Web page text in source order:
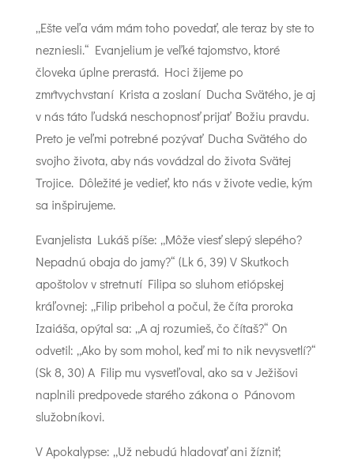
„Ešte veľa vám mám toho povedať, ale teraz by ste to
nezniesli.“ Evanjelium je veľké tajomstvo, ktoré
človeka úplne prerastá. Hoci žijeme po
zmŕtvychvstaní Krista a zoslaní Ducha Svätého, je aj
v nás táto ľudská neschopnosť prijať Božiu pravdu.
Preto je veľmi potrebné pozývať Ducha Svätého do
svojho života, aby nás vovádzal do života Svätej
Trojice. Dôležité je vedieť, kto nás v živote vedie, kým
sa inšpirujeme.
Evanjelista Lukáš píše: „Môže viesť slepý slepého?
Nepadnú obaja do jamy?“ (Lk 6, 39) V Skutkoch
apoštolov v stretnutí Filipa so sluhom etiópskej
kráľovnej: „Filip pribehol a počul, že číta proroka
Izaiáša, opýtal sa: „A aj rozumieš, čo čítaš?“ On
odvetil: „Ako by som mohol, keď mi to nik nevysvetlí?“
(Sk 8, 30) A Filip mu vysvetľoval, ako sa v Ježišovi
naplnili predpovede starého zákona o Pánovom
služobníkovi.
V Apokalypse: „Už nebudú hladovať ani žízniť;